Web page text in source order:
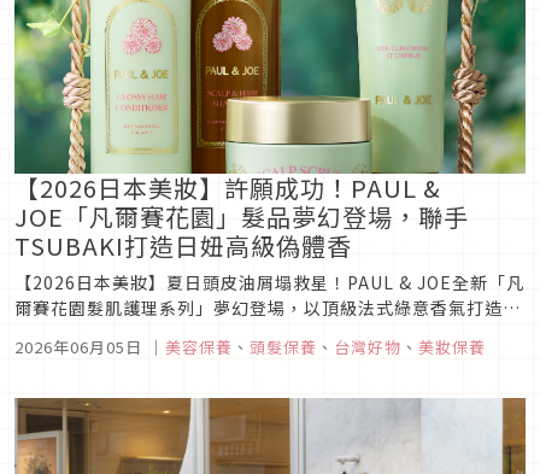
【2026日本美妝】許願成功！PAUL &
JOE「凡爾賽花園」髮品夢幻登場，聯手
TSUBAKI打造日妞高級偽體香
【2026日本美妝】夏日頭皮油屑塌救星！PAUL & JOE全新「凡
爾賽花園髮肌護理系列」夢幻登場，以頂級法式綠意香氣打造迷
受日系沙龍級頭皮養護，秒變輕盈蓬鬆女神髮！
2026年06月05日 ｜ 美容保養 、 頭髮保養 、 台灣好物 、 美妝保養